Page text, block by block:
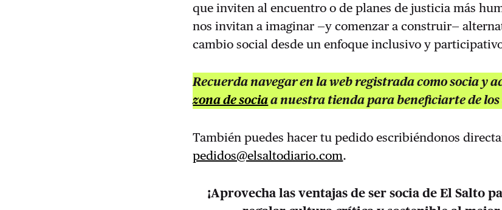
que inviten al encuentro o de planes de justicia más
nos invitan a imaginar —y comenzar a construir—
cambio social desde un enfoque inclusivo y
Recuerda navegar en la web registrada como socia y
zona de sociaa nuestra tienda para beneficiarte de los
También puedes hacer tu pedido escribiéndonos
pedidos@elsaltodiario.com.
¡Aprovecha las ventajas de ser socia de El Salto